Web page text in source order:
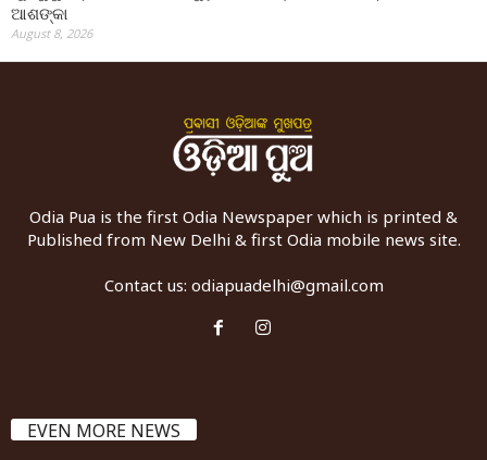
ଆଶଙ୍କା
August 8, 2026
Odia Pua is the first Odia Newspaper which is printed &
Published from New Delhi & first Odia mobile news site.
Contact us: odiapuadelhi@gmail.com
EVEN MORE NEWS